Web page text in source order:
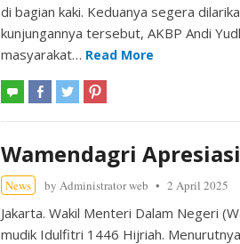
di bagian kaki. Keduanya segera
kunjungannya tersebut, AKBP Andi
masyarakat… Read More
Wamendagri
News by Administrator web 2 April 2025
Jakarta. Wakil Menteri Dalam Negeri
mudik Idulfitri 1446 Hijriah.